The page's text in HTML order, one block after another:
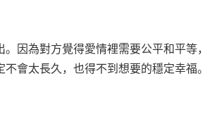
因為對方覺得愛情裡需要公平和平等
會太長久，也得不到想要的穩定幸福